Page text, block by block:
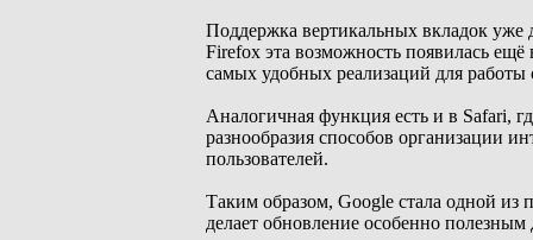
Поддержка вертикальных вкладок уже
Firefox эта возможность появилась
самых удобных реализаций для
Аналогичная функция есть и в Safari,
разнообразия способов организации
пользователей.
Таким образом, Google стала одной
делает обновление особенно полезным